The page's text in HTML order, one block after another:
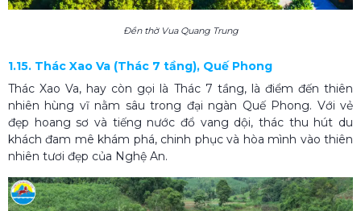
Đền thờ Vua Quang Trung
1.15. Thác Xao Va (Thác 7 tầng), Quế Phong
Thác Xao Va, hay còn gọi là Thác 7 tầng, là điểm đến thiên
nhiên hùng vĩ nằm sâu trong đại ngàn Quế Phong. Với vẻ
đẹp hoang sơ và tiếng nước đổ vang dội, thác thu hút du
khách đam mê khám phá, chinh phục và hòa mình vào thiên
nhiên tươi đẹp của Nghệ An.